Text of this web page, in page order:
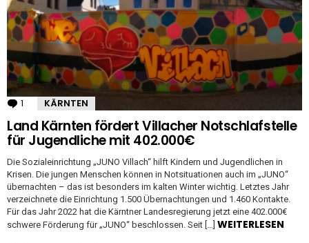
1 Kommentar
KÄRNTEN
Land Kärnten fördert Villacher Notschlafstelle
für Jugendliche mit 402.000€
Die Sozialeinrichtung „JUNO Villach“ hilft Kindern und Jugendlichen in
Krisen. Die jungen Menschen können in Notsituationen auch im „JUNO“
übernachten – das ist besonders im kalten Winter wichtig. Letztes Jahr
verzeichnete die Einrichtung 1.500 Übernachtungen und 1.460 Kontakte.
Für das Jahr 2022 hat die Kärntner Landesregierung jetzt eine 402.000€
schwere Förderung für „JUNO“ beschlossen. Seit […] WEITERLESEN